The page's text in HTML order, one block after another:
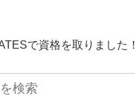
で資格を取りました！